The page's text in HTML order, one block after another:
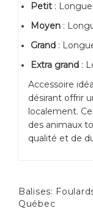
Petit :
Moyen :
Grand :
Extra grand :
Accessoire
désirant offrir
localement.
des animaux
qualité et de
Balises:
Québec